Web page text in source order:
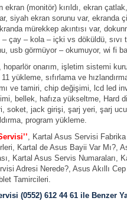
ekran (monitör) kırıldı, ekran
siyah ekran sorunu var, ekranda
mürekkep akıntısı var,
– çay – kola – içki vs döküldü, sıvı
usb görmüyor – okumuyor, wi fi
hoparlör onarım, işletim sistemi
yükleme, sıfırlama ve
ve tamiri, chip değişimi, lcd led
bellek, hafıza yükseltme, Hard
soket, jack girişi, şarj yeri, şarj
program yükleme.
, Kartal Asus Servisi
Kartal de Asus Bayii Var Mı?,
Kartal Asus Servis Numaraları,
Adresi Nerede?, Asus Akıllı
Tamircileri.
(0552) 612 44 61 ile Benzer